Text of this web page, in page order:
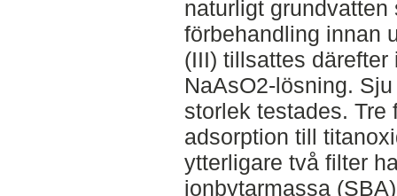
naturligt
förbehandling innan
(III) tillsattes
NaAsO2-lösning.
storlek testades. Tre
adsorption till
ytterligare två filter
jonbytarmassa